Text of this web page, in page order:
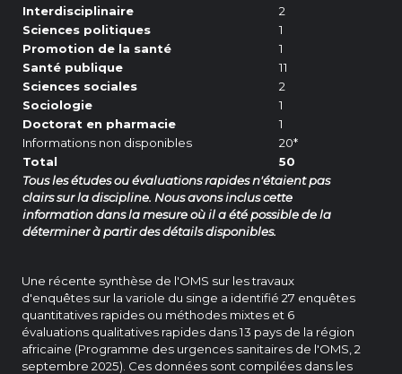
Interdisciplinaire
2
Sciences politiques
1
Promotion de la santé
1
Santé publique
11
Sciences sociales
2
Sociologie
1
Doctorat en pharmacie
1
Informations non disponibles
20*
Total
50
Tous les études ou évaluations rapides n'étaient pas
clairs sur la discipline. Nous avons inclus cette
information dans la mesure où il a été possible de la
déterminer à partir des détails disponibles.
Une récente synthèse de l'OMS sur les travaux
d'enquêtes sur la variole du singe a identifié 27 enquêtes
quantitatives rapides ou méthodes mixtes et 6
évaluations qualitatives rapides dans 13 pays de la région
africaine (Programme des urgences sanitaires de l'OMS, 2
septembre 2025). Ces données sont compilées dans les